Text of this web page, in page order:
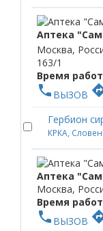
Аптека
Москва,
163/1
Время
phone ВЫЗОВ
Гербион
КРКА,
Аптека
Москва,
Время
phone ВЫЗОВ